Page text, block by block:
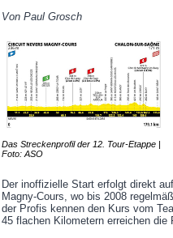
Von Paul Grosch
Das Streckenprofil der 12. Tour-Etappe |
Foto: ASO
Der inoffizielle Start erfolgt direkt
Magny-Cours, wo bis 2008
der Profis kennen den Kurs vom
45 flachen Kilometern erreichen